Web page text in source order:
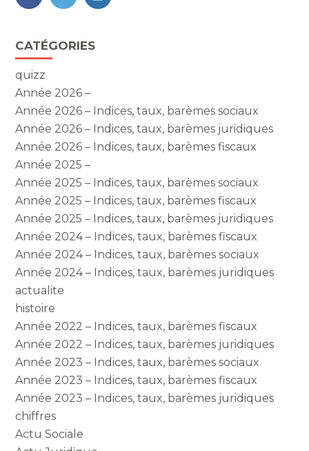
FaceBook
TwitterLinkedIn
Blog
sidebar
CATÉGORIES
quizz
Année 2026 –
Année 2026 – Indices, taux, barèmes sociaux
Année 2026 – Indices, taux, barèmes juridiques
Année 2026 – Indices, taux, barèmes fiscaux
Année 2025 –
Année 2025 – Indices, taux, barèmes sociaux
Année 2025 – Indices, taux, barèmes fiscaux
Année 2025 – Indices, taux, barèmes juridiques
Année 2024 – Indices, taux, barèmes fiscaux
Année 2024 – Indices, taux, barèmes sociaux
Année 2024 – Indices, taux, barèmes juridiques
actualite
histoire
Année 2022 – Indices, taux, barèmes fiscaux
Année 2022 – Indices, taux, barèmes juridiques
Année 2023 – Indices, taux, barèmes sociaux
Année 2023 – Indices, taux, barèmes fiscaux
Année 2023 – Indices, taux, barèmes juridiques
chiffres
Actu Sociale